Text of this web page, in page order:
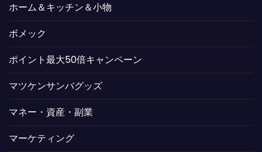
ホーム＆キッチン＆小物
ボメック
ポイント最大50倍キャンペーン
マツケンサンバグッズ
マネー・資産・副業
マーケティング